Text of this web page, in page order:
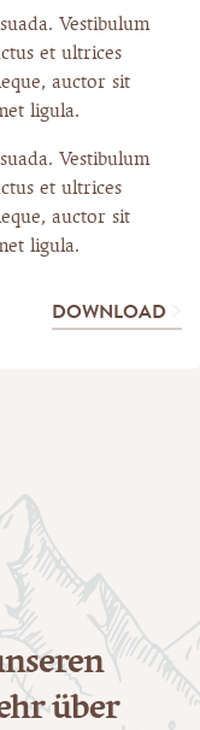
Vestibulum
et ultrices
auctor sit
ligula.
Vestibulum
et ultrices
auctor sit
ligula.
DOWNLOAD
über